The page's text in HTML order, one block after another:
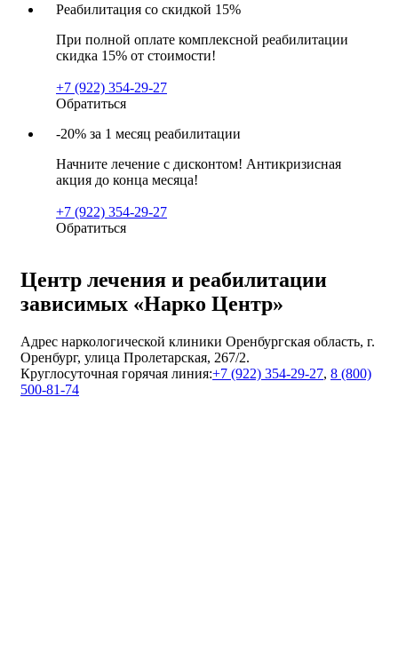
Реабилитация со скидкой 15%
При полной оплате комплексной реабилитации
скидка 15% от стоимости!
+7 (922) 354-29-27
Обратиться
-20% за 1 месяц реабилитации
Начните лечение с дисконтом! Антикризисная
акция до конца месяца!
+7 (922) 354-29-27
Обратиться
Центр лечения и реабилитации
зависимых «Нарко Центр»
Адрес наркологической клиники Оренбургская область, г.
Оренбург, улица Пролетарская, 267/2.
Круглосуточная горячая линия:+7 (922) 354-29-27, 8 (800)
500-81-74